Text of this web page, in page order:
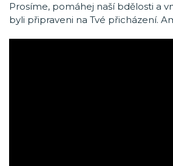
Prosíme, pomáhej naší bdělosti a
byli připraveni na Tvé přicházení.